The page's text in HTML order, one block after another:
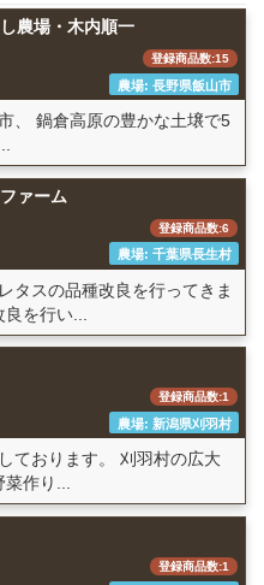
農場・木内順一
登録商品数:15
農場: 長野県飯山市
、 鍋倉高原の豊かな土壌で5
ァーム
登録商品数:6
農場: 千葉県長生村
タスの品種改良を行ってきま
を行い...
登録商品数:1
農場: 新潟県刈羽村
ております。 刈羽村の広大
菜作り...
登録商品数:1